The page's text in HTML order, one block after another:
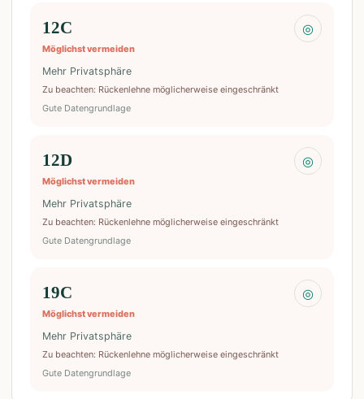
12C
Möglichst vermeiden
◎
Mehr Privatsphäre
Zu beachten: Rückenlehne möglicherweise eingeschränkt
Gute Datengrundlage
12D
Möglichst vermeiden
◎
Mehr Privatsphäre
Zu beachten: Rückenlehne möglicherweise eingeschränkt
Gute Datengrundlage
19C
Möglichst vermeiden
◎
Mehr Privatsphäre
Zu beachten: Rückenlehne möglicherweise eingeschränkt
Gute Datengrundlage